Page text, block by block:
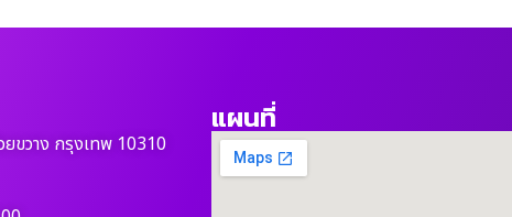
ขวาง กรุงเทพ 10310
แผนที่